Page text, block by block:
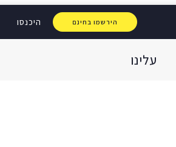
הירשמו בחינם היכנסו
עלינו